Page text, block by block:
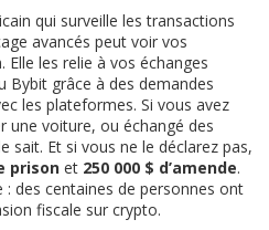
qui surveille les transactions
avancés peut voir vos
les relie à vos échanges
Bybit grâce à des demandes
les plateformes. Si vous avez
une voiture, ou échangé des
sait. Et si vous ne le déclarez pas,
prison et 250 000 $ d’amende.
: des centaines de personnes ont
fiscale sur crypto.